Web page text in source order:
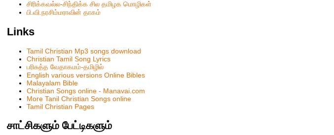
சிரிக்கவல்ல-சிந்திக்க சில தமிழக மொழிகள்
பி.வி.நரசிம்மராவின் தாகம்
Links
Tamil Christian Mp3 songs download
Christian Tamil Song Lyrics
பரிசுத்த வேதாகமம்-தமிழில்
English various versions Online Bibles
Malayalam Bible
Christian Songs online - Manavai.com
More Tanil Christian Songs online
Tamil Christian Pages
சாட்சிகளும் பேட்டிகளும்